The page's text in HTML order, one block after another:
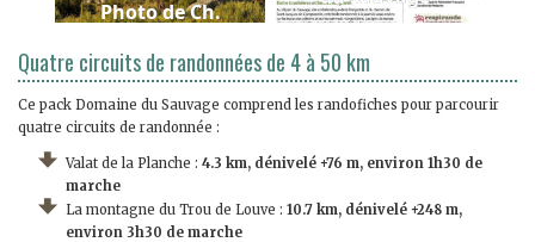
Photo de Ch.
Quatre circuits de randonnées de 4 à 50 km
Ce pack Domaine du Sauvage comprend les randofiches pour parcourir
quatre circuits de randonnée :
Valat de la Planche : 4.3 km, dénivelé +76 m, environ 1h30 de
marche
La montagne du Trou de Louve : 10.7 km, dénivelé +248 m,
environ 3h30 de marche